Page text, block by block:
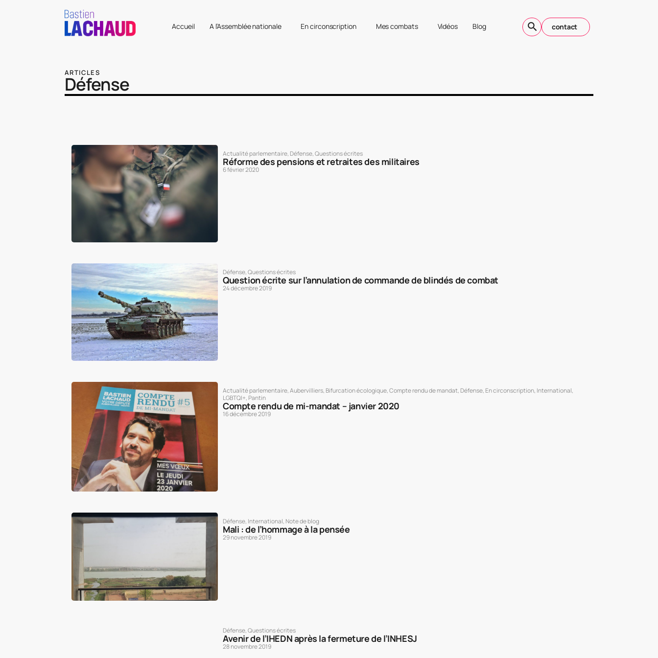
Accueil A l’Assemblée nationale En circonscription Mes combats Vidéos Blog contact
ARTICLES
Défense
Actualité parlementaire, Défense,Questions écrites
Réforme des pensions et retraites des militaires
6 février 2020
Défense,Questions écrites
Question écrite sur l’annulation de commande de blindés de combat
24 décembre 2019
Actualité parlementaire,Aubervilliers, Bifurcation écologique,Compte rendu de mandat, Défense, En circonscription, International,
LGBTQI+, Pantin
Compte rendu de mi-mandat – janvier 2020
16 décembre 2019
Défense, International, Note de blog
Mali : de l’hommage à la pensée
29 novembre 2019
Défense,Questions écrites
Avenir de l’IHEDN après la fermeture de l’INHESJ
28 novembre 2019